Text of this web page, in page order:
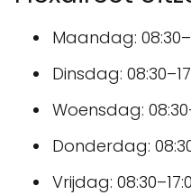
Maandag:
Dinsdag:
Woensdag:
Donderdag:
Vrijdag: